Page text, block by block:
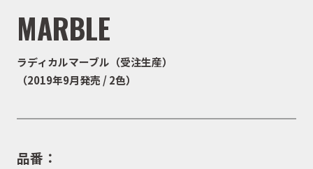
MARBLE
ラディカルマーブル（受注生産）
（2019年9月発売 / 2色）
品番：